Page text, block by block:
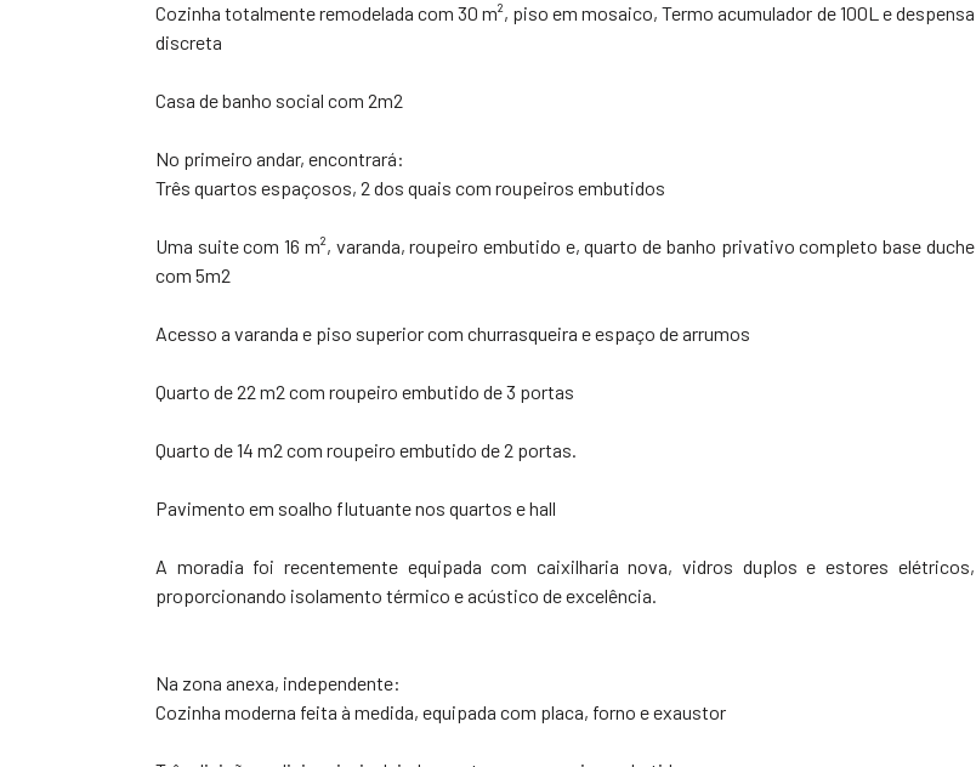
Cozinha totalmente remodelada com 30 m², piso em mosaico, Termo acumulador de 100L e despensa
discreta
Casa de banho social com 2m2
No primeiro andar, encontrará:
Três quartos espaçosos, 2 dos quais com roupeiros embutidos
Uma suite com 16 m², varanda, roupeiro embutido e, quarto de banho privativo completo base duche
com 5m2
Acesso a varanda e piso superior com churrasqueira e espaço de arrumos
Quarto de 22 m2 com roupeiro embutido de 3 portas
Quarto de 14 m2 com roupeiro embutido de 2 portas.
Pavimento em soalho flutuante nos quartos e hall
A moradia foi recentemente equipada com caixilharia nova, vidros duplos e estores elétricos,
proporcionando isolamento térmico e acústico de excelência.
Na zona anexa, independente:
Cozinha moderna feita à medida, equipada com placa, forno e exaustor